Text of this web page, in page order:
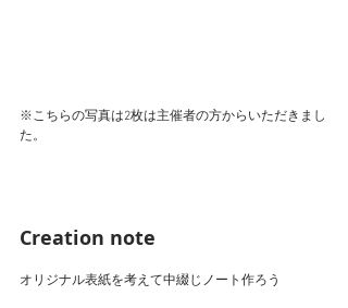
※こちらの写真は2枚は主催者の方からいただきまし
た。
Creation note
オリジナル表紙を考えて中綴じノート作ろう